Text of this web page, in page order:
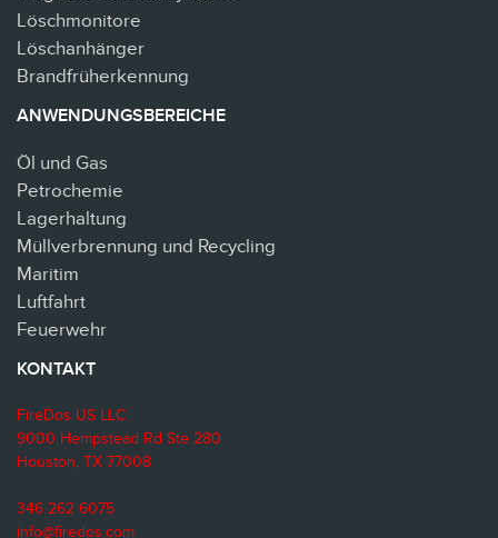
Löschmonitore
Löschanhänger
Brandfrüherkennung
ANWENDUNGSBEREICHE
Öl und Gas
Petrochemie
Lagerhaltung
Müllverbrennung und Recycling
Maritim
Luftfahrt
Feuerwehr
KONTAKT
FireDos US LLC
9000 Hempstead Rd Ste 280
Houston, TX 77008
346 262 6075
info@firedos.com